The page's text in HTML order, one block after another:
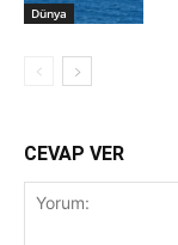
Dünya
CEVAP VER